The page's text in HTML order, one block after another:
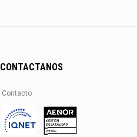
CONTACTANOS
Contacto